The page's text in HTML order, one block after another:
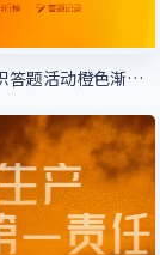
心理健康知识答题活动橙色渐变风格